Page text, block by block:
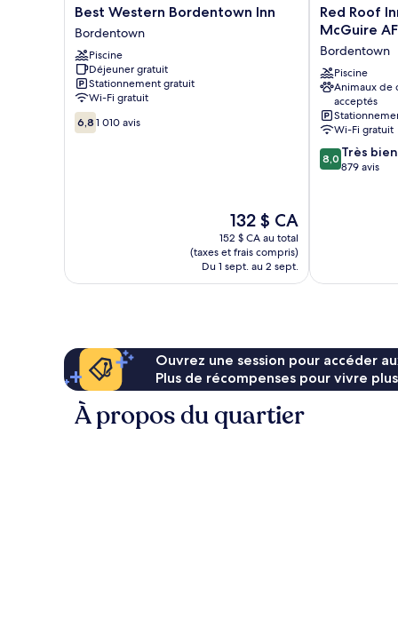
Best
Western
Bordentown
Inn
Bordentown
Best Western Bordentown Inn
Bordentown
Piscine
Déjeuner gratuit
Stationnement gratuit
Wi-Fi gratuit
6.8
sur
6,8 1 010 avis
Le
prix
est
de
132 $ CA
132 $ CA
152 $ CA au total
(taxes et frais compris)
Du 1 sept. au 2 sept.
Red
Roof
Bordentown
-
McGuire
AFB
Bordentown
Red Roof
McGuire
Bordentown
Piscine
Animaux de
acceptés
Wi-Fi gratuit
8.0
sur
8,0 Très bien
879 avis
Ouvrez une session pour accéder
Plus de récompenses pour vivre
À propos du quartier